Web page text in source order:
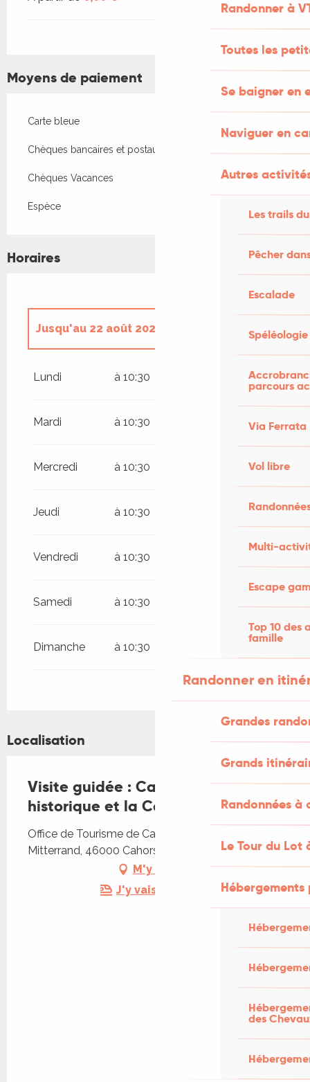
Randonner à
Toutes les
Se baigner en
Naviguer en
Autres
Les trails
Pêcher
Escalade
Spéléologie
parcours
Via Ferrata
Vol libre
Multi-
Escape
Top 10 des
famille
Randonner en
Grandes
Grands
Randonnées
Le Tour du Lot
des
Moyens de paiement
Carte bleue
Chèques bancaires et postaux
Chèques Vacances
Espèce
Horaires
Jusqu'au 22 août 2026
Vendredi 18 septembre 2026
Lundi 21 septembre 2026
Samedi 24 octobre 2026
Lundi à 10:30
Mardi à 10:30
Mercredi à 10:30
Jeudi à 10:30
Vendredi à 10:30
Samedi à 10:30
Dimanche à 10:30
Localisation
Visite guidée : Cahors, le centre
historique et la Cathédrale
Office de Tourisme de Cahors, Place François-
Mitterrand, 46000 Cahors
M'y rendre
J'y vais en train !